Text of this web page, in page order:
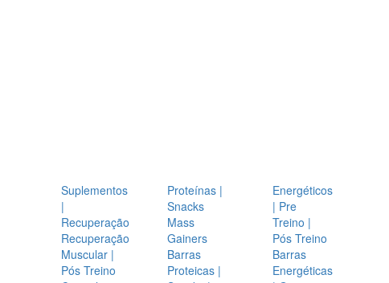
Suplementos
|
Recuperação
Recuperação
Muscular |
Pós Treino
Proteínas |
Snacks
Mass
Gainers
Barras
Proteicas |
Energéticos
| Pre
Treino |
Pós Treino
Barras
Energéticas